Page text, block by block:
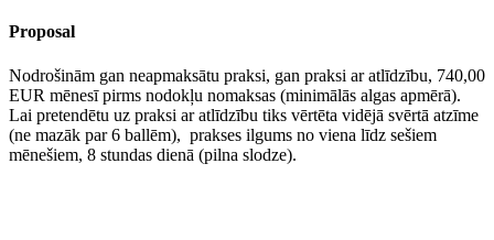
Proposal
Nodrošinām gan neapmaksātu praksi, gan praksi ar atlīdzību, 740,00
EUR mēnesī pirms nodokļu nomaksas (minimālās algas apmērā).
Lai pretendētu uz praksi ar atlīdzību tiks vērtēta vidējā svērtā atzīme
(ne mazāk par 6 ballēm), prakses ilgums no viena līdz sešiem
mēnešiem, 8 stundas dienā (pilna slodze).